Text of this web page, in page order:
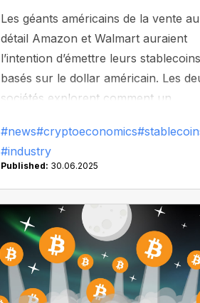
Les géants américains de la vente au
détail Amazon et Walmart auraient
l’intention d’émettre leurs
basés sur le dollar américain. Les
sociétés explorent comment un
aux utilisateurs un moyen plus facile
de payer des biens et des services,
traditionnelles à l’avenir.
#news#cryptoeconomics
#industry
Published: 30.06.2025